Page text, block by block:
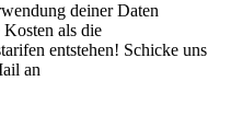
deiner Daten
Kosten als die
entstehen! Schicke uns
an